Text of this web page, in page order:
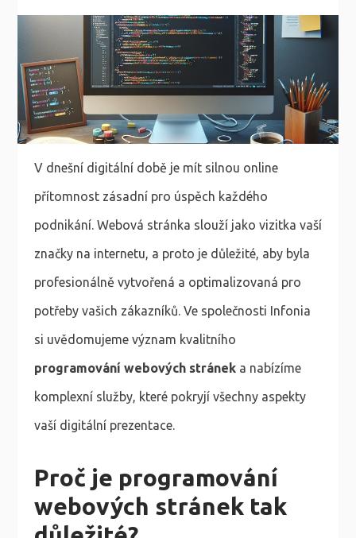
V dnešní digitální době je mít silnou online
přítomnost zásadní pro úspěch každého
podnikání. Webová stránka slouží jako vizitka vaší
značky na internetu, a proto je důležité, aby byla
profesionálně vytvořená a optimalizovaná pro
potřeby vašich zákazníků. Ve společnosti Infonia
si uvědomujeme význam kvalitního
programování webových stráneka nabízíme
komplexní služby, které pokryjí všechny aspekty
vaší digitální prezentace.
Proč je programování
webových stránek tak